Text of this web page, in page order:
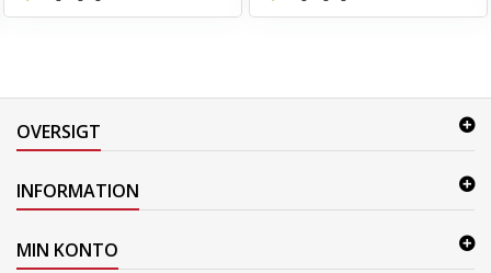
OVERSIGT
INFORMATION
MIN KONTO